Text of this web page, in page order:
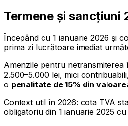
Termene și sancțiuni
Începând cu 1 ianuarie 2026 și
prima zi lucrătoare imediat
Amenzile pentru netransmiterea
2.500–5.000 lei, mici
o penalitate de 15% din
Context util în 2026: cota TVA
obligatoriu din 1 ianuarie 2025